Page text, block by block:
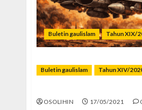
Buletin gaulislam Tahun XIX/
Buletin gaulislam Tahun XIV/
OSOLIHIN 17/05/2021